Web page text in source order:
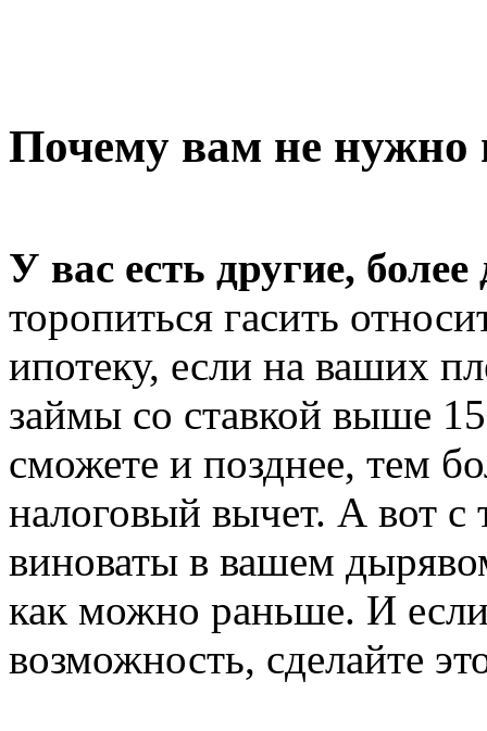
Почему вам не нужно
У вас есть другие,
торопиться гасить
ипотеку, если на ваших
займы со ставкой выше
сможете и позднее, тем
налоговый вычет. А вот с
виноваты в вашем
как можно раньше. И если
возможность, сделайте